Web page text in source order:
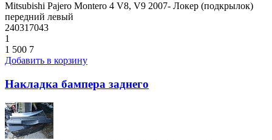
Mitsubishi Pajero Montero 4 V8, V9 2007- Локер (подкрылок)
передний левый
240317043
1
1 500 7
Добавить в корзину
Накладка бампера заднего